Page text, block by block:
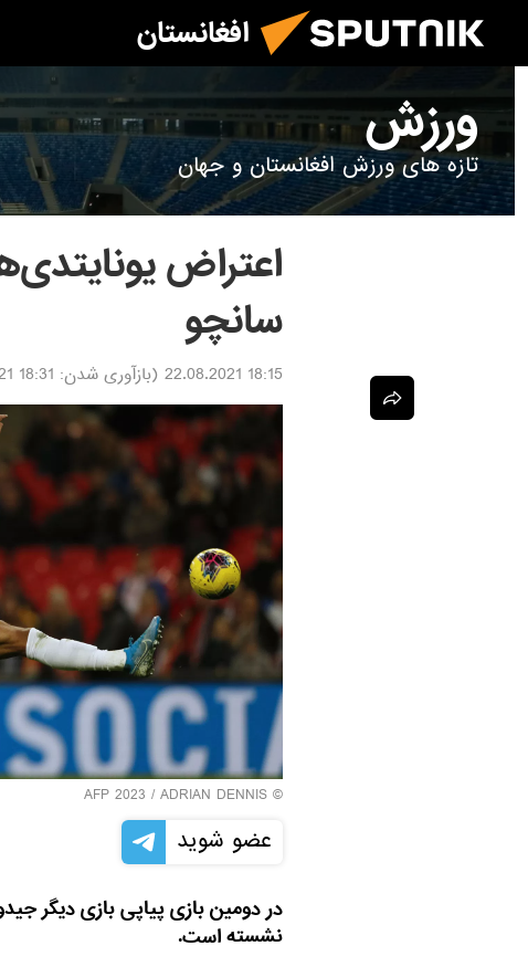
افغانستان
ورزش
تازه های ورزش افغانستان و جهان
اعتراض
سانچو
18:15 22.08.2021 (بازآوری شدن: 18:31 22.08.2021
© AFP 2023 / ADRIAN DENNIS
عضو شوید
در دومین بازی پیاپی بازی دیگر
نشسته است.